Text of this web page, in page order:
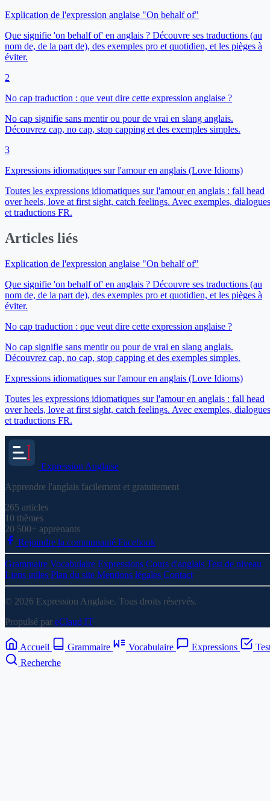
Explication de l'expression anglaise "On behalf of"
Que signifie 'on behalf of' en anglais ? Découvre ses traductions (au
nom de, de la part de), des exemples pro et quotidien, et les pièges à
éviter.
2
No cap traduction : que veut dire cette expression anglaise ?
No cap signifie sans mentir ou pour de vrai en slang anglais.
Découvrez cap, no cap, stop capping et des exemples simples.
3
Expressions idiomatiques sur l'amour en anglais (Love Idioms)
Toutes les expressions idiomatiques sur l'amour en anglais : fall head
over heels, love at first sight, catch feelings. Avec exemples, dialogues
et traductions FR.
Articles liés
Explication de l'expression anglaise "On behalf of"
Que signifie 'on behalf of' en anglais ? Découvre ses traductions (au
nom de, de la part de), des exemples pro et quotidien, et les pièges à
éviter.
No cap traduction : que veut dire cette expression anglaise ?
No cap signifie sans mentir ou pour de vrai en slang anglais.
Découvrez cap, no cap, stop capping et des exemples simples.
Expressions idiomatiques sur l'amour en anglais (Love Idioms)
Toutes les expressions idiomatiques sur l'amour en anglais : fall head
over heels, love at first sight, catch feelings. Avec exemples, dialogues
et traductions FR.
Expression Anglaise
Apprendre l'anglais facilement et gratuitement
265 articles
10 thèmes
20 500+ apprenants
Rejoindre la communauté Facebook
Grammaire Vocabulaire Expressions Cours d'anglais Test de niveau
Liens utiles Plan du site Mentions légales Contact
© 2026 Expression Anglaise. Tous droits réservés.
Propulsé par eClaud IT
Accueil Grammaire Vocabulaire Expressions
Recherche